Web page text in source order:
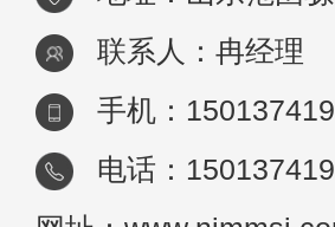
联系人：冉经理
手机：
电话：